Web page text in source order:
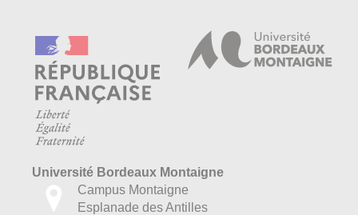
Université Bordeaux Montaigne
Campus Montaigne
Esplanade des Antilles